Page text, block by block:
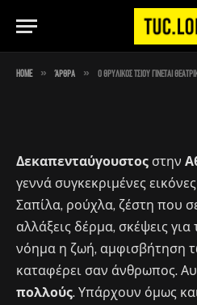
Home » Άρθρα » Ο θρυλικός Τσίου γίνεται θεατρική
όσο το 2005, ίσως
Δεκαπενταύγουστος στην
γεννά συγκεκριμένες
Σαπίλα, ρούχλα, ζέστη που
αλλάξεις δέρμα, σκέψεις για
νόημα η ζωή, αμφισβήτηση
καταφέρει σαν άνθρωπος.
πολλούς. Υπάρχουν όμως